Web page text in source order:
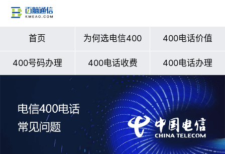
首页 为何选电信400 400电话价值
400号码办理 400电话收费 400电话办理